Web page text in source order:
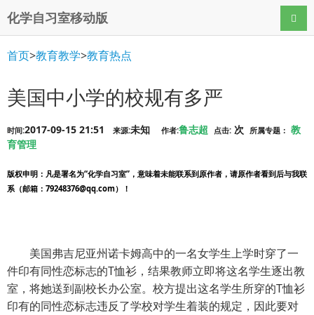
化学自习室移动版 导航
首页>教育教学>教育热点
美国中小学的校规有多严
时间:2017-09-15 21:51 来源:未知 作者:鲁志超 点击: 次 所属专题： 教
育管理
版权申明 ：凡是署名为“化学自习室”，意味着未能联系到原作者，请原作者看到后与我联
系（邮箱：79248376@qq.com）！
美国弗吉尼亚州诺卡姆高中的一名女学生上学时穿了一
件印有同性恋标志的T恤衫，结果教师立即将这名学生逐出教
室，将她送到副校长办公室。校方提出这名学生所穿的T恤衫
印有的同性恋标志违反了学校对学生着装的规定，因此要对